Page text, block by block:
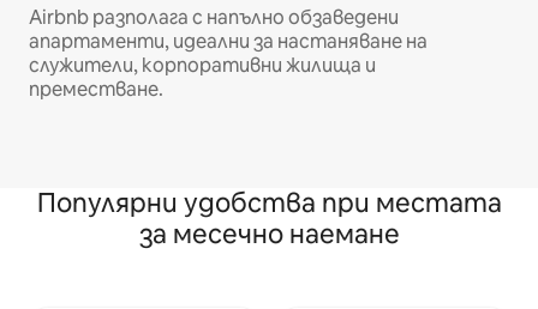
Airbnb разполага с напълно обзаведени
апартаменти, идеални за настаняване на
служители, корпоративни жилища и
преместване.
Популярни удобства при местата
за месечно наемане